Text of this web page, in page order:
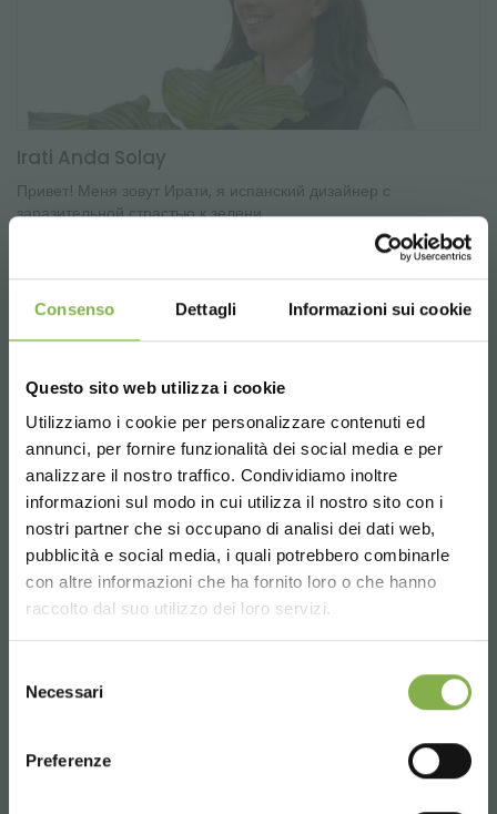
Consenso Dettagli Informazioni sui cookie
Questo sito web utilizza i cookie
Utilizziamo i cookie per personalizzare contenuti ed
annunci, per fornire funzionalità dei social media e per
analizzare il nostro traffico. Condividiamo inoltre
informazioni sul modo in cui utilizza il nostro sito con i
nostri partner che si occupano di analisi dei dati web,
pubblicità e social media, i quali potrebbero combinarle
con altre informazioni che ha fornito loro o che hanno
raccolto dal suo utilizzo dei loro servizi.
delNecessari
Preferenze
Irati Anda Solay
Привет! Меня зовут Ирати, я испанский дизайнер с
заразительной страстью к зелени.
Lino Truffelli
Hi everyone, I'm Lino. After a few years of business
consultancy in Italy and abroad, I have the pleasure of
Choose the country you are in and your
language for a better browsing experience